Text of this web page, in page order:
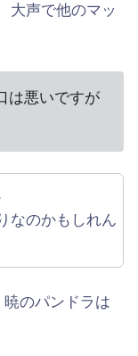
大声で他のマッ
は悪いですが
なのかもしれん
のパンドラは